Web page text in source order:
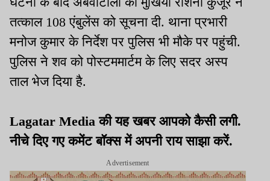
तत्काल 108 एंबुलेंस को सूचना दी. थाना प्रभारी
मनोज कुमार के निर्देश पर पुलिस भी मौके पर पहुंची.
पुलिस ने शव को पोस्टममार्टम के लिए सदर अस्प
ताल भेज दिया है.
Lagatar Media की यह खबर आपको कैसी लगी.
नीचे दिए गए कमेंट बॉक्स में अपनी राय साझा करें.
Advertisement